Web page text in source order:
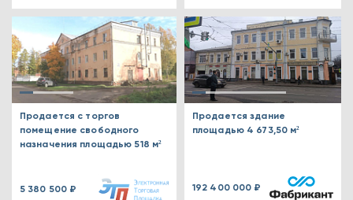
Продается с торгов
помещение свободного
назначения площадью 518 м²
5 380 500 ₽
Продается здание
площадью 4 673,50 м²
192 400 000 ₽